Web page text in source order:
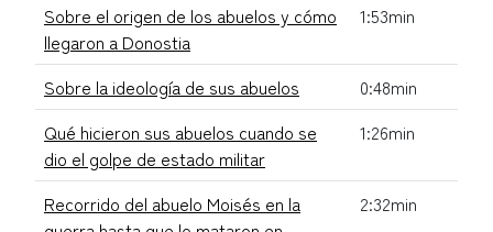
Sobre el origen de los abuelos y cómo
llegaron a Donostia
1:53min
Sobre la ideología de sus abuelos
0:48min
Qué hicieron sus abuelos cuando se
dio el golpe de estado militar
1:26min
Recorrido del abuelo Moisés en la
2:32min